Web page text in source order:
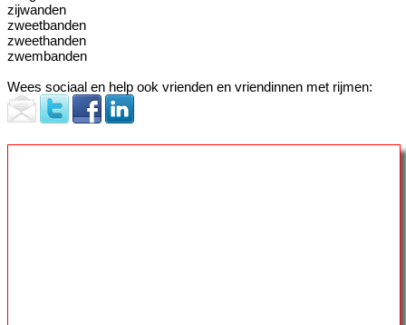
zijwanden
zweetbanden
zweethanden
zwembanden
Wees sociaal en help ook vrienden en vriendinnen met rijmen: